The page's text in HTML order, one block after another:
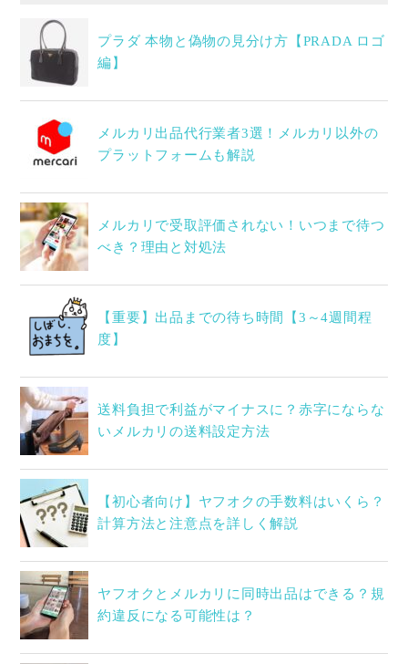
プラダ 本物と偽物の見分け方【PRADA ロゴ
編】
メルカリ出品代行業者3選！メルカリ以外の
プラットフォームも解説
メルカリで受取評価されない！いつまで待つ
べき？理由と対処法
【重要】出品までの待ち時間【3～4週間程
度】
送料負担で利益がマイナスに？赤字にならな
いメルカリの送料設定方法
【初心者向け】ヤフオクの手数料はいくら？
計算方法と注意点を詳しく解説
ヤフオクとメルカリに同時出品はできる？規
約違反になる可能性は？